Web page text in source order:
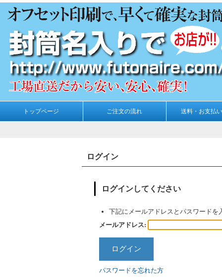
トップページ ご注文の流れ 送料・お支払
ログイン
ログインしてください
下記にメールアドレスとパスワードを
メールアドレス:
パスワードを忘れた方